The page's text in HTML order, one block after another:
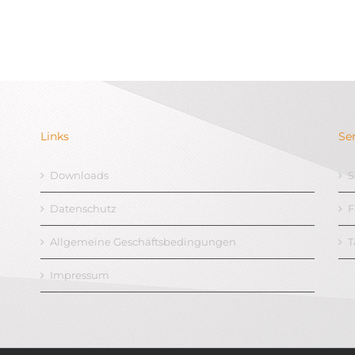
Links
Downloads
Datenschutz
Allgemeine Geschäftsbedingungen
Impressum